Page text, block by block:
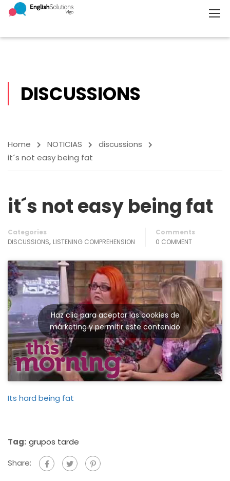
DISCUSSIONS
Home NOTICIAS
discussions
it´s not easy being fat
it´s not easy being fat
Categories
DISCUSSIONS, LISTENING COMPREHENSION
Comments
0 COMMENT
Haz clic para aceptar las cookies de
márketing y permitir este contenido
Its hard being fat
Tag: grupos tarde
Share: